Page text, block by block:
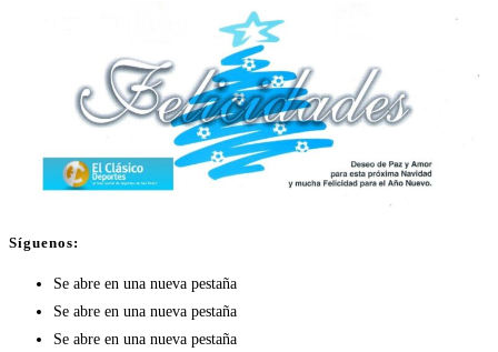
Síguenos:
Se abre en una nueva pestaña
Se abre en una nueva pestaña
Se abre en una nueva pestaña